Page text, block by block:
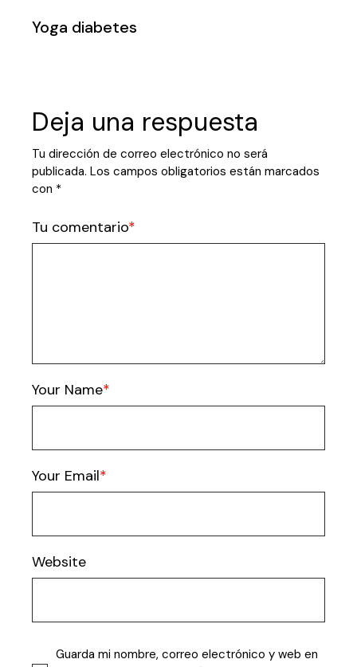
Yoga diabetes
Deja una respuesta
Tu dirección de correo electrónico no será
publicada. Los campos obligatorios están marcados
con *
Tu comentario
Your Name
Your Email
Website
Guarda mi nombre, correo electrónico y web en